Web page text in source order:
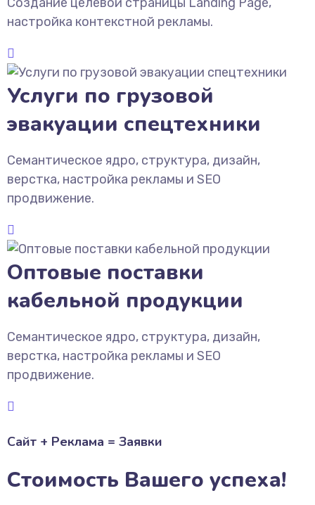
настройка контекстной рекламы.
Услуги по грузовой
эвакуации спецтехники
Семантическое ядро, структура, дизайн,
верстка, настройка рекламы и SEO
продвижение.
Оптовые поставки
кабельной продукции
Семантическое ядро, структура, дизайн,
верстка, настройка рекламы и SEO
продвижение.
Сайт + Реклама = Заявки
Стоимость Вашего успеха!